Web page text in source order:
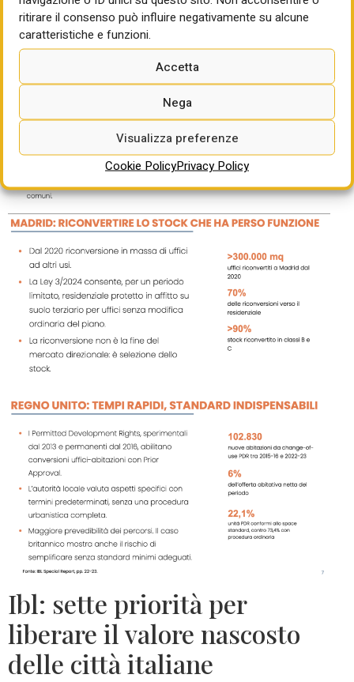
ritirare il consenso può influire negativamente su alcune
caratteristiche e funzioni.
Accetta
Nega
Visualizza preferenze
Cookie PolicyPrivacy Policy
del Paese.
Ibl: sette priorità per
liberare il valore nascosto
delle città italiane